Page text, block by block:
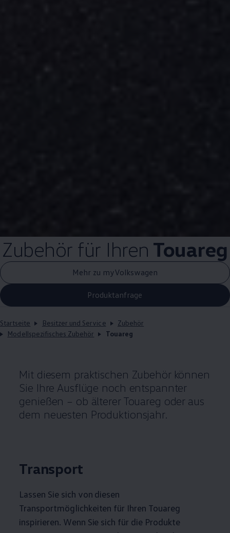
Zubehörfür Ihren Touareg
Mehr zu myVolkswagen
Produktanfrage
Startseite Besitzer und Service
Zubehör
Modellspezifisches Zubehör
Touareg
Mit diesem praktischen Zubehörkönnen
Sie Ihre Ausflüge noch entspannter
genießen – ob älterer Touareg oder aus
dem neuesten Produktionsjahr.
Transport
Lassen Sie sich von diesen
Transportmöglichkeiten für Ihren Touareg
inspirieren. Wenn Sie sich für die Produkte